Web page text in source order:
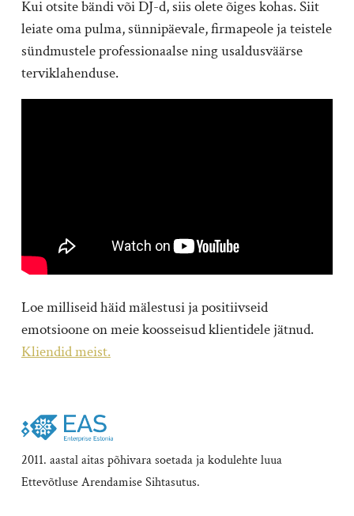
Kui otsite bändi või DJ-d, siis olete õiges kohas. Siit
leiate oma pulma, sünnipäevale, firmapeole ja teistele
sündmustele professionaalse ning usaldusväärse
terviklahenduse.
Loe milliseid häid mälestusi ja positiivseid
emotsioone on meie koosseisud klientidele jätnud.
Kliendid meist.
2011. aastal aitas põhivara soetada ja kodulehte luua
Ettevõtluse Arendamise Sihtasutus.